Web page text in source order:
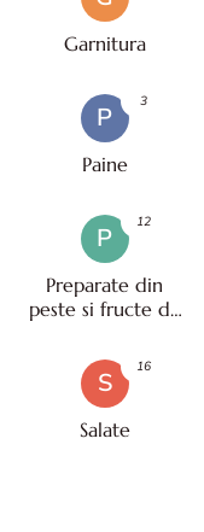
Garnitura
P
Paine
3
P
Preparate din
peste si fructe de
12
S
Salate
16